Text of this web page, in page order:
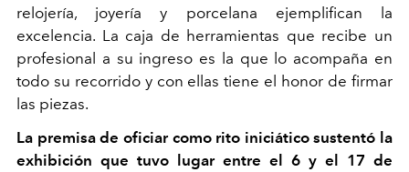
relojería, joyería y porcelana ejemplifican la
excelencia. La caja de herramientas que recibe un
profesional a su ingreso es la que lo acompaña en
todo su recorrido y con ellas tiene el honor de firmar
las piezas.
La premisa de oficiar como rito iniciático sustentó la
exhibición que tuvo lugar entre el 6 y el 17 de